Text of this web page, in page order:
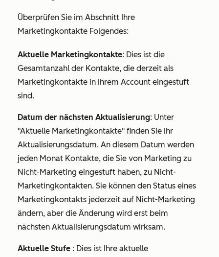
Überprüfen Sie im Abschnitt Ihre
Marketingkontakte Folgendes:
Aktuelle Marketingkontakte: Dies ist die
Gesamtanzahl der Kontakte, die derzeit als
Marketingkontakte in Ihrem Account eingestuft
sind.
Datum der nächsten Aktualisierung: Unter
"Aktuelle Marketingkontakte" finden Sie Ihr
Aktualisierungsdatum. An diesem Datum werden
jeden Monat Kontakte, die Sie von Marketing zu
Nicht-Marketing eingestuft haben, zu Nicht-
Marketingkontakten. Sie können den Status eines
Marketingkontakts jederzeit auf Nicht-Marketing
ändern, aber die Änderung wird erst beim
nächsten Aktualisierungsdatum wirksam.
Aktuelle Stufe : Dies ist Ihre aktuelle